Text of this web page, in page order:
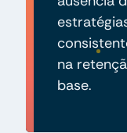
na
base.